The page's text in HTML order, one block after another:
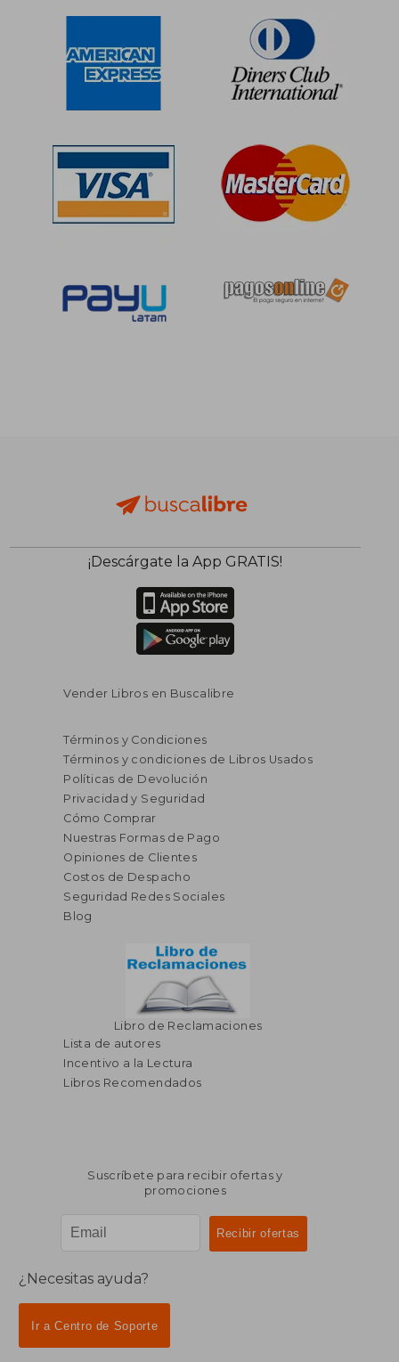
55%
dcto.
S/ 1.114,01
S/ 501,30
¡Descárgate la App GRATIS!
Vender Libros en Buscalibre
Términos y Condiciones
Términos y condiciones de Libros Usados
Políticas de Devolución
Privacidad y Seguridad
Cómo Comprar
Nuestras Formas de Pago
Opiniones de Clientes
Costos de Despacho
Seguridad Redes Sociales
Blog
Libro de Reclamaciones
Lista de autores
Incentivo a la Lectura
Libros Recomendados
Suscríbete para recibir ofertas y
promociones
¿Necesitas ayuda?
Ir a Centro de Soporte